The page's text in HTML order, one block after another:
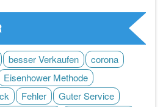
besser Verkaufen
corona
Eisenhower Methode
Fehler
Guter Service